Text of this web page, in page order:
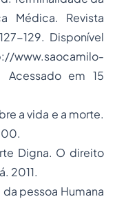
Médica. Revista
129. Disponível
Acessado em 15
a vida e a morte.
Digna. O direito
2011.
pessoa Humana